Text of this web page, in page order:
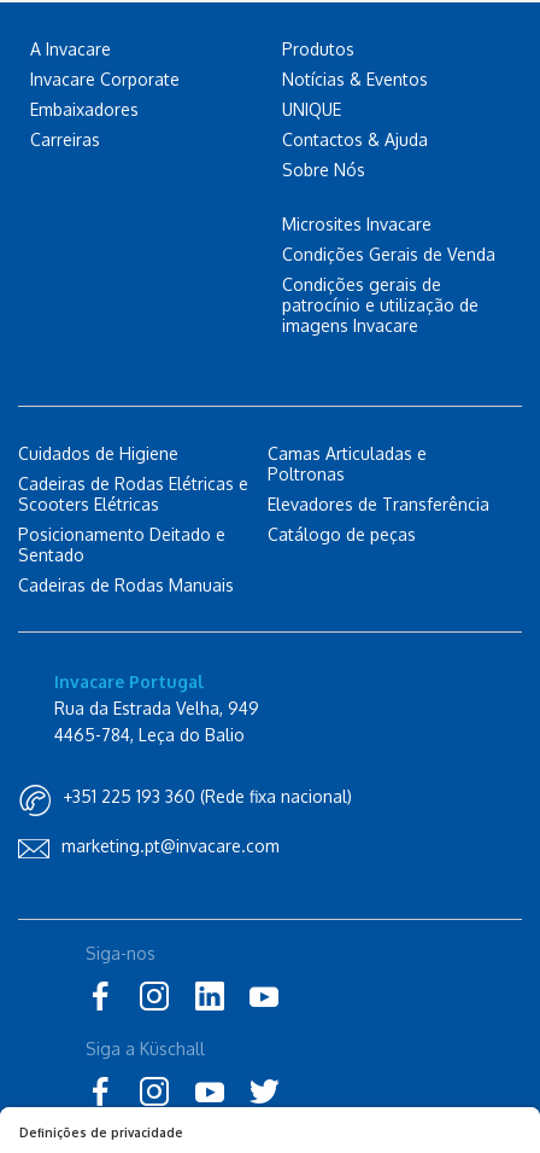
A Invacare
Invacare Corporate
Embaixadores
Carreiras
Produtos
Notícias & Eventos
UNIQUE
Contactos & Ajuda
Sobre Nós
Microsites Invacare
Condições Gerais de Venda
Condições gerais de
patrocínio e utilização de
imagens Invacare
Cuidados de Higiene
Cadeiras de Rodas Elétricas e
Scooters Elétricas
Posicionamento Deitado e
Sentado
Cadeiras de Rodas Manuais
Camas Articuladas e
Poltronas
Elevadores de Transferência
Catálogo de peças
Invacare Portugal
Rua da Estrada Velha, 949
4465-784, Leça do Balio
+351 225 193 360 (Rede fixa nacional)
marketing.pt@invacare.com
Siga-nos
Siga a Küschall